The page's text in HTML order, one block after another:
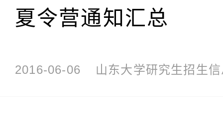
夏令营通知汇总
2016-06-06 山东大学研究生招生